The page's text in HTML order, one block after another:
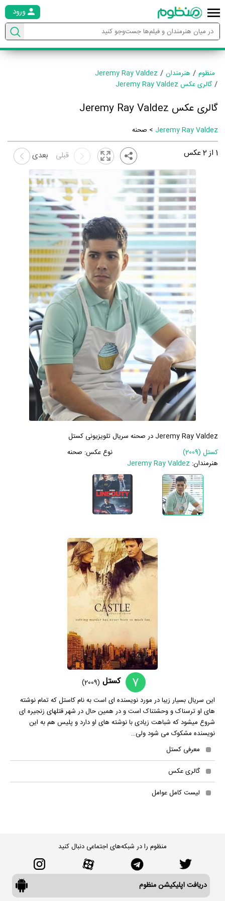
ورود
منظوم هنرمندان
Jeremy Ray Valdez
گالری عکس Jeremy Ray Valdez
گالری عکس Jeremy Ray Valdez
Jeremy Ray Valdez > صحنه
1 از2عکس بعدی قبلی
Jeremy Ray Valdez در صحنه سریال تلویزیونی کستل
کستل (2009)
نوع عکس: صحنه
هنرمندان:Jeremy Ray Valdez
7 کستل (2009)
این سریال بسیار زیبا در مورد نویسنده ای است به نام کاستل که تمام نوشته
های او ترسناک و وحشتناک است و در همین حال در شهر قتلهای زنجیره ای
شروع میشود که شباهت زیادی با نوشته های او دارد و پلیس هم به این
نویسنده مشکوک می شود ولی…
معرفی کستل
گالری عکس
لیست کامل عوامل
منظوم را در شبکه‌های اجتماعی دنبال کنید
دریافت اپلیکیشن منظوم